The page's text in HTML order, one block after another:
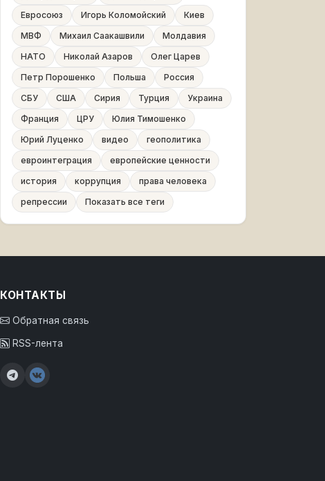
Евросоюз
Игорь Коломойский
Киев
МВФ
Михаил Саакашвили
Молдавия
НАТО
Николай Азаров
Олег Царев
Петр Порошенко
Польша
Россия
СБУ
США Сирия Турция
Украина
Франция
ЦРУ
Юлия Тимошенко
Юрий Луценко
видео
геополитика
евроинтеграция
европейские ценности
история
коррупция
права человека
репрессии
Показать все теги
КОНТАКТЫ
Обратная связь
RSS-лента